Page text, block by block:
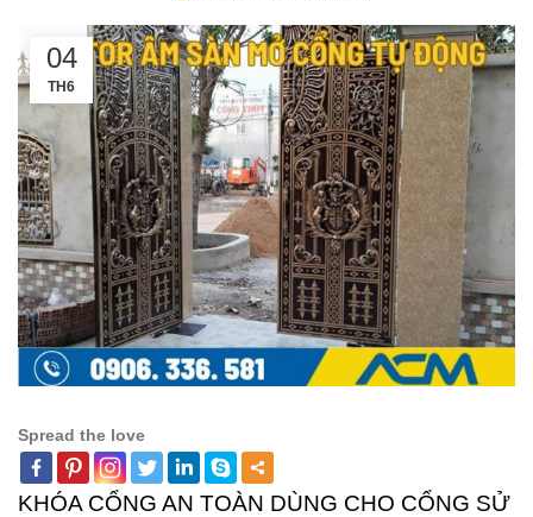
04
TH6
Spread the love
KHÓA CỔNG AN TOÀN DÙNG CHO CỔNG SỬ